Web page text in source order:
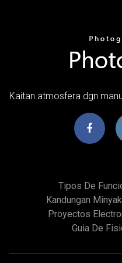
Kaitan atmosfera dgn
Tipos De
Kandungan
Proyectos
Guia De